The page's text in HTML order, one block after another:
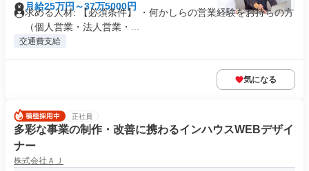
月給25万円～37万5000円
求める人材: 【必須条件】 ・何かしらの営業経験をお持ちの方
（個人営業・法人営業・...
交通費支給
気になる
正社員
多彩な事業の制作・改善に携わるインハウスWEBデザイ
ナー
株式会社ＡＪ